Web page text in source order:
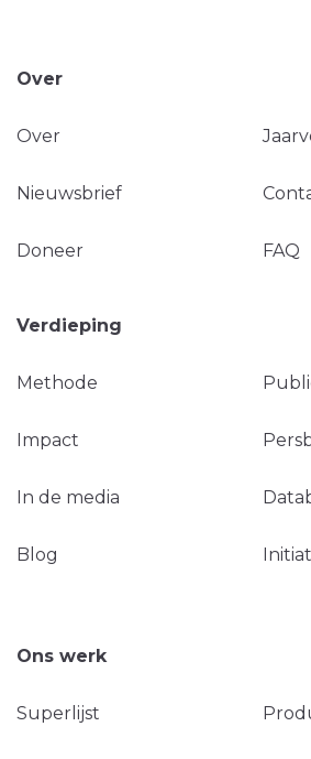
Over
Over
Nieuwsbrief
Doneer FAQ
Verdieping
Methode
Impact
In de media
Blog
Ons werk
Superlijst